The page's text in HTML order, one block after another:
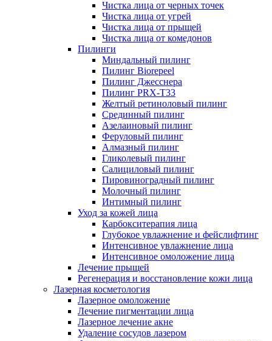
Чистка лица от черных точек
Чистка лица от угрей
Чистка лица от прыщей
Чистка лица от комедонов
Пилинги
Миндальный пилинг
Пилинг Biorepeel
Пилинг Джесснера
Пилинг PRX-T33
Желтый ретиноловый пилинг
Срединный пилинг
Азелаиновый пилинг
Феруловый пилинг
Алмазный пилинг
Гликолевый пилинг
Салициловый пилинг
Пировиноградный пилинг
Молочный пилинг
Интимный пилинг
Уход за кожей лица
Карбокситерапия лица
Глубокое увлажнение и фейслифтинг
Интенсивное увлажнение лица
Интенсивное омоложение лица
Лечение прыщей
Регенерация и восстановление кожи лица
Лазерная косметология
Лазерное омоложение
Лечение пигментации лица
Лазерное лечение акне
Удаление сосудов лазером